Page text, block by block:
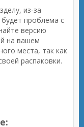
из-за
проблема с
версию
на вашем
места, так как
распаковки.